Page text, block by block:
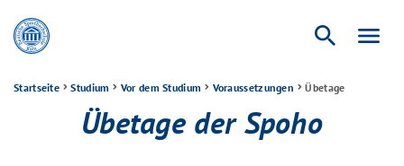
search menu
Startseite Studium Vor dem Studium Voraussetzungen Übetage
Übetage der Spoho